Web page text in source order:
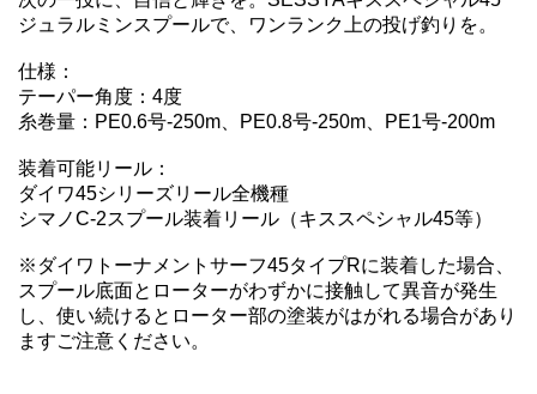
ジュラルミンスプールで、ワンランク上の投げ釣りを。
仕様：
テーパー角度：4度
糸巻量：PE0.6号-250m、PE0.8号-250m、PE1号-200m
装着可能リール：
ダイワ45シリーズリール全機種
シマノC-2スプール装着リール（キススペシャル45等）
※ダイワトーナメントサーフ45タイプRに装着した場合、
スプール底面とローターがわずかに接触して異音が発生
し、使い続けるとローター部の塗装がはがれる場合があり
ますご注意ください。